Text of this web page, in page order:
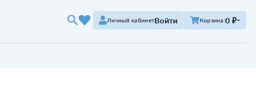
Личный кабинетВойти Корзина:0 ₽